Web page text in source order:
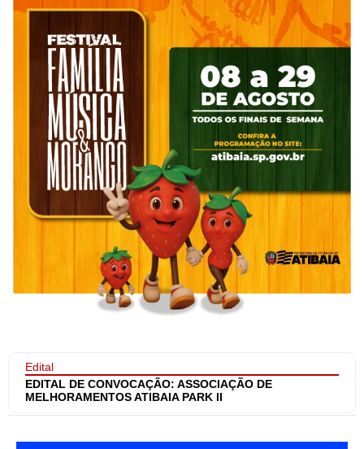
Edital
EDITAL DE CONVOCAÇÃO: ASSOCIAÇÃO DE
MELHORAMENTOS ATIBAIA PARK II